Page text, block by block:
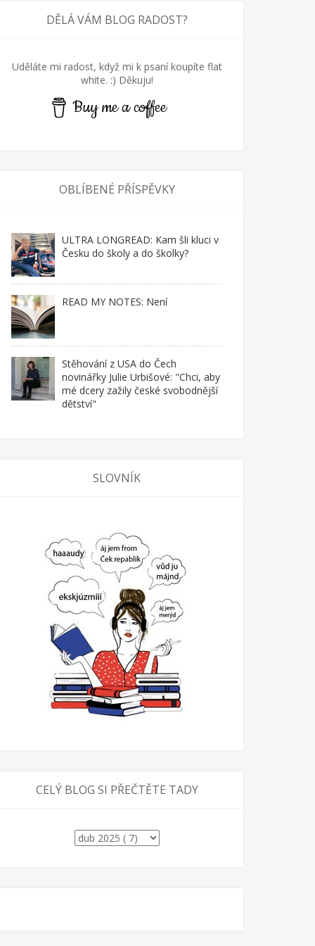
DĚLÁ VÁM BLOG RADOST?
Uděláte mi radost, když mi k psaní koupíte flat
white. :) Děkuju!
Buy me a coffee
OBLÍBENÉ PŘÍSPĚVKY
ULTRA LONGREAD: Kam šli kluci v
Česku do školy a do školky?
READ MY NOTES: Není
Stěhování z USA do Čech
novinářky Julie Urbišové: "Chci, aby
mé dcery zažily české svobodnější
dětství"
SLOVNÍK
CELÝ BLOG SI PŘEČTĚTE TADY